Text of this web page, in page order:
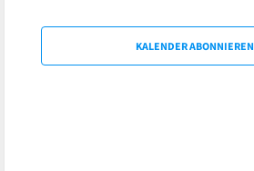
KALENDER ABONNIEREN